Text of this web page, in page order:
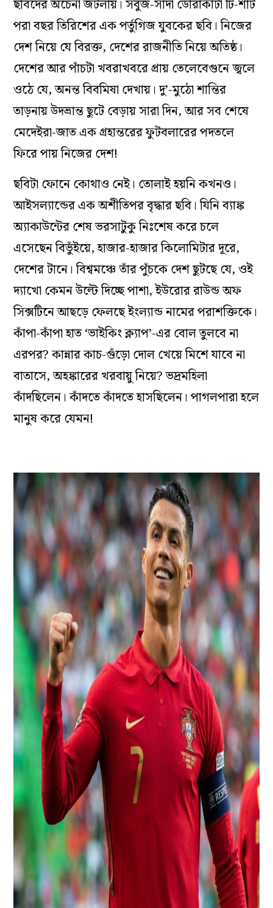
ছবিদের অচেনা জটলায়। সবুজ-সাদা ডোরাকাটা টি-শার্ট
পরা বছর তিরিশের এক পর্তুগিজ যুবকের ছবি। নিজের
দেশ নিয়ে যে বিরক্ত, দেশের রাজনীতি নিয়ে অতিষ্ঠ।
দেশের আর পাঁচটা খবরাখবরে প্রায় তেলেবেগুনে জ্বলে
ওঠে যে, অনন্ত বিবমিষা দেখায়। দু’-মুঠো শান্তির
তাড়নায় উদভ্রান্ত ছুটে বেড়ায় সারা দিন, আর সব শেষে
মেদেইরা-জাত এক গ্রহান্তরের ফুটবলারের পদতলে
ফিরে পায় নিজের দেশ!
ছবিটা ফোনে কোথাও নেই। তোলাই হয়নি কখনও।
আইসল‌্যান্ডের এক অশীতিপর বৃদ্ধার ছবি। যিনি ব‌্যাঙ্ক
অ‌্যাকাউন্টের শেষ ভরসাটুকু নিঃশেষ করে চলে
এসেছেন বিভুঁইয়ে, হাজার-হাজার কিলোমিটার দূরে,
দেশের টানে। বিশ্বমঞ্চে তাঁর পুঁচকে দেশ ছুটছে যে, ওই
দ‌্যাখো কেমন উল্টে দিচ্ছে পাশা, ইউরোর রাউন্ড অফ
সিক্সটিনে আছড়ে ফেলছে ইংল‌্যান্ড নামের পরাশক্তিকে।
কাঁপা-কাঁপা হাত ‘ভাইকিং ক্ল‌্যাপ’-এর বোল তুলবে না
এরপর? কান্নার কাচ-গুঁড়ো দোল খেয়ে মিশে যাবে না
বাতাসে, অহঙ্কারের খরবায়ু নিয়ে? ভদ্রমহিলা
কাঁদছিলেন। কাঁদতে কাঁদতে হাসছিলেন। পাগলপারা হলে
মানুষ করে যেমন!